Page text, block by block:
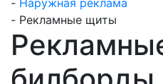
- Рекламные щиты